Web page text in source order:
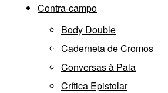
Contra-campo
Body Double
Caderneta de Cromos
Conversas à Pala
Crítica Epistolar